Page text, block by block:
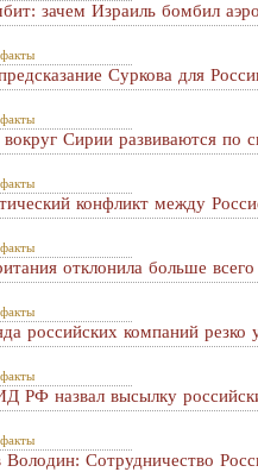
зачем Израиль бомбил
Суркова для
Сирии развиваются по
конфликт между
отклонила больше
российских компаний резко
РФ назвал высылку
Володин: Сотрудничество